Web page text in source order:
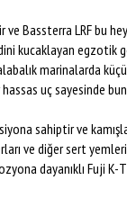
ve Bassterra LRF
kucaklayan
marinalarda
uç sayesinde
sahiptir ve
ve diğer sert
dayanıklı Fuji